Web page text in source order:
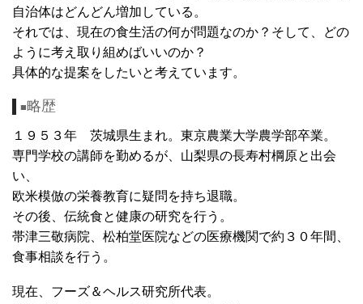
自治体はどんどん増加している。
それでは、現在の食生活の何が問題なのか？そして、どの
ように考え取り組めばいいのか？
具体的な提案をしたいと考えています。
■略歴
１９５３年 茨城県生まれ。東京農業大学農学部卒業。
専門学校の講師を勤めるが、山梨県の長寿村棡原と出会
い、
欧米模倣の栄養教育に疑問を持ち退職。
その後、伝統食と健康の研究を行う。
帯津三敬病院、松柏堂医院などの医療機関で約３０年間、
食事相談を行う。
現在、フーズ＆ヘルス研究所代表。